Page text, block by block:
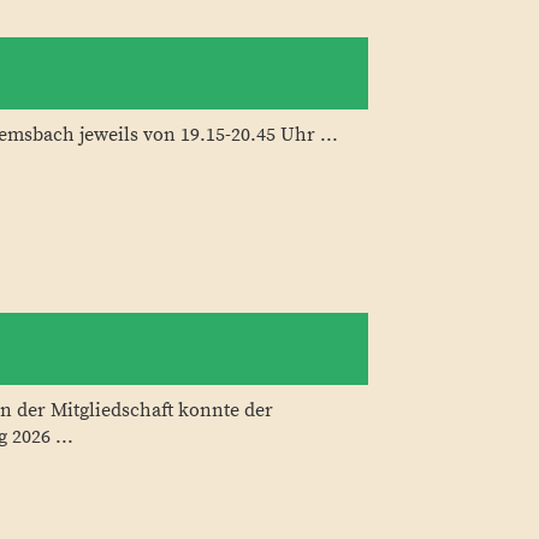
jeweils von 19.15-20.45 Uhr ...
der Mitgliedschaft konnte der
2026 ...